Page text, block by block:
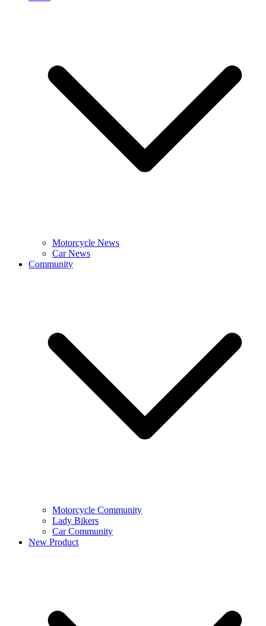
Motorcycle News
Car News
Community
Motorcycle Community
Lady Bikers
Car Community
New Product